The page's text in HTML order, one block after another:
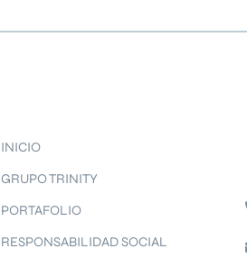
INICIO
GRUPO TRINITY
PORTAFOLIO
RESPONSABILIDAD SOCIAL